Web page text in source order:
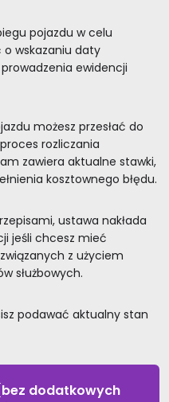
pojazdu w celu
wskazaniu daty
ewidencji
możesz przesłać do
rozliczania
zawiera aktualne stawki,
kosztownego błędu.
ustawa nakłada
jeśli chcesz mieć
z użyciem
służbowych.
podawać aktualny stan
dodatkowych